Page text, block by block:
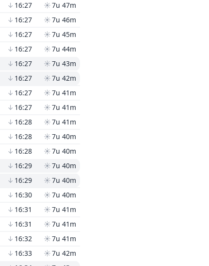
↓ 16:27 ☀7u 47m
↓ 16:27 ☀7u 46m
↓ 16:27 ☀7u 45m
↓ 16:27 ☀7u 44m
↓ 16:27 ☀7u 43m
↓ 16:27 ☀7u 42m
↓ 16:27 ☀7u 41m
↓ 16:27 ☀7u 41m
↓ 16:28 ☀7u 41m
↓ 16:28 ☀7u 40m
↓ 16:28 ☀7u 40m
↓ 16:29 ☀7u 40m
↓ 16:29 ☀7u 40m
↓ 16:30 ☀7u 40m
↓ 16:31 ☀7u 41m
↓ 16:31 ☀7u 41m
↓ 16:32 ☀7u 41m
↓ 16:33 ☀7u 42m